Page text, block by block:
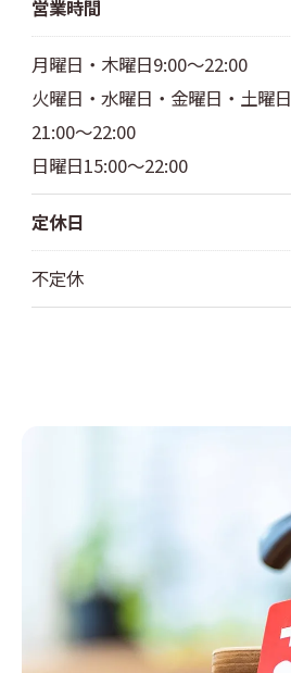
営業時間
月曜日・木曜日9:00～22:00
火曜日・水曜日・金曜日・土曜日
21:00～22:00
日曜日15:00～22:00
定休日
不定休